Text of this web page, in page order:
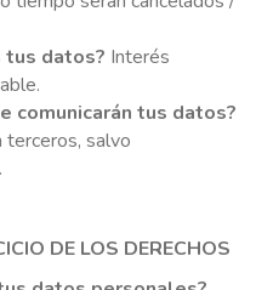
tus datos? Interés
comunicarán tus datos?
salvo
DE LOS DERECHOS